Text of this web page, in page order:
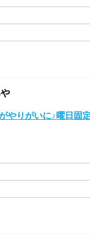
やりがいに♪曜日固